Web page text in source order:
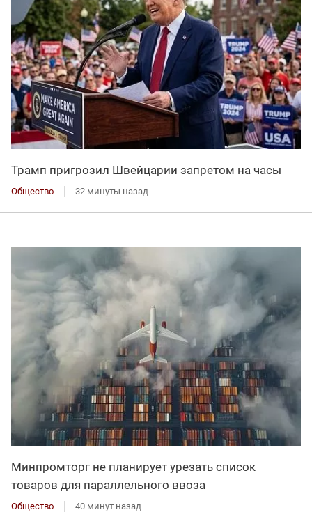
Трамп пригрозил Швейцарии запретом на часы
Общество 32 минуты назад
Минпромторг не планирует урезать список
товаров для параллельного ввоза
Общество 40 минут назад